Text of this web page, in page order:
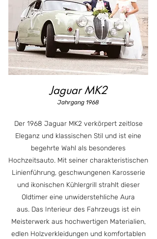
Jaguar MK2
Jahrgang 1968
Der 1968 Jaguar MK2 verkörpert zeitlose
Eleganz und klassischen Stil und ist eine
begehrte Wahl als besonderes
Hochzeitsauto. Mit seiner charakteristischen
Linienführung, geschwungenen Karosserie
und ikonischen Kühlergrill strahlt dieser
Oldtimer eine unwiderstehliche Aura
aus. Das Interieur des Fahrzeugs ist ein
Meisterwerk aus hochwertigen Materialien,
edlen Holzverkleidungen und komfortablen